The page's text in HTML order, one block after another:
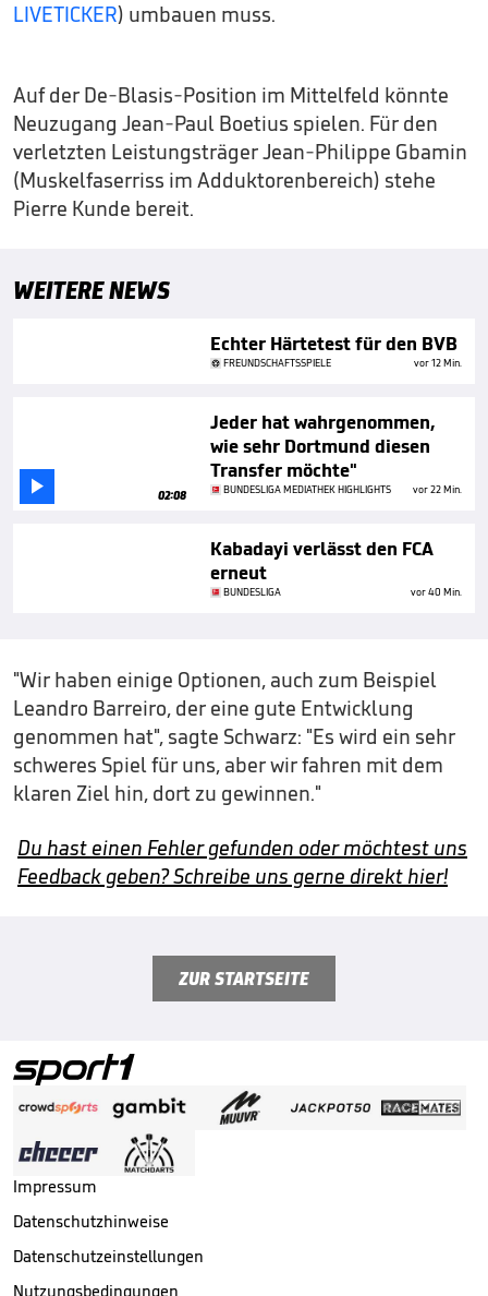
LIVETICKER) umbauen muss.
Auf der De-Blasis-Position im Mittelfeld könnte
Neuzugang Jean-Paul Boetius spielen. Für den
verletzten Leistungsträger Jean-Philippe Gbamin
(Muskelfaserriss im Adduktorenbereich) stehe
Pierre Kunde bereit.
WEITERE NEWS
Echter Härtetest für den BVB
FREUNDSCHAFTSSPIELE vor 12 Min.
 02:08
Jeder hat wahrgenommen,
wie sehr Dortmund diesen
Transfer möchte"
BUNDESLIGA MEDIATHEK HIGHLIGHTS vor 22 Min.
Kabadayi verlässt den FCA
erneut
BUNDESLIGA vor 40 Min.
"Wir haben einige Optionen, auch zum Beispiel
Leandro Barreiro, der eine gute Entwicklung
genommen hat", sagte Schwarz: "Es wird ein sehr
schweres Spiel für uns, aber wir fahren mit dem
klaren Ziel hin, dort zu gewinnen."
Du hast einen Fehler gefunden oder möchtest uns
Feedback geben? Schreibe uns gerne direkt hier!
ZUR STARTSEITE
Impressum
Datenschutzhinweise
Datenschutzeinstellungen
Nutzungsbedingungen